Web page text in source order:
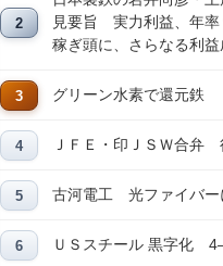
見要旨 実力利益、年
稼ぎ頭に、さらなる利
グリーン水素で還元鉄
ＪＦＥ・印ＪＳＷ合弁
古河電工 光ファイバー
ＵＳスチール 黒字化